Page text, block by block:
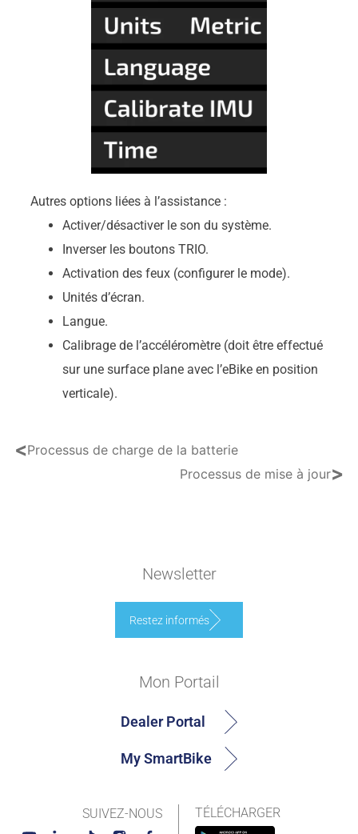
Autres options liées à l’assistance :
Activer/désactiver le son du système.
Inverser les boutons TRIO.
Activation des feux (configurer le mode).
Unités d’écran.
Langue.
Calibrage de l’accéléromètre (doit être effectué
sur une surface plane avec l’eBike en position
verticale).
<Processus de charge de la batterie
Processus de mise à jour>
Newsletter
Restez informés
TÉLÉCHARGER
Mon Portail
Dealer Portal
My SmartBike
SUIVEZ-NOUS